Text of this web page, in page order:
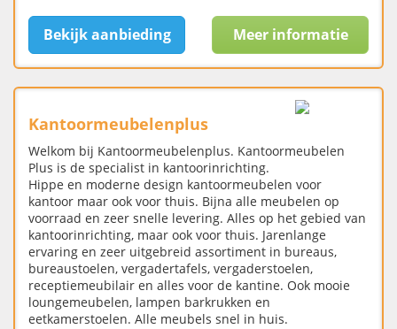
Bekijk aanbieding Meer informatie
Kantoormeubelenplus
Welkom bij Kantoormeubelenplus. Kantoormeubelen
Plus is de specialist in kantoorinrichting.
Hippe en moderne design kantoormeubelen voor
kantoor maar ook voor thuis. Bijna alle meubelen op
voorraad en zeer snelle levering. Alles op het gebied van
kantoorinrichting, maar ook voor thuis. Jarenlange
ervaring en zeer uitgebreid assortiment in bureaus,
bureaustoelen, vergadertafels, vergaderstoelen,
receptiemeubilair en alles voor de kantine. Ook mooie
loungemeubelen, lampen barkrukken en
eetkamerstoelen. Alle meubels snel in huis.